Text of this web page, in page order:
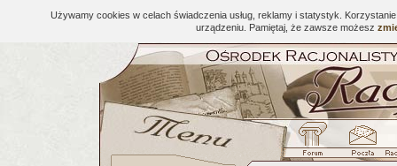
Używamy cookies w celach świadczenia usług, reklamy i statystyk.
urządzeniu. Pamiętaj, że zawsze możesz